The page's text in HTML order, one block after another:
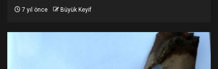
7 yıl önce Büyük Keyif